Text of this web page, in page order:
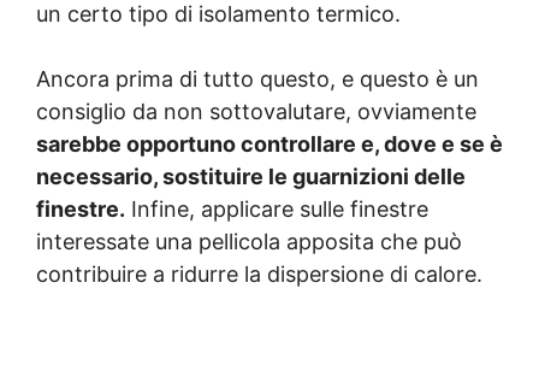
un certo tipo di isolamento termico.
Ancora prima di tutto questo, e questo è un
consiglio da non sottovalutare, ovviamente
sarebbe opportuno controllare e, dove e se è
necessario, sostituire le guarnizioni delle
finestre. Infine, applicare sulle finestre
interessate una pellicola apposita che può
contribuire a ridurre la dispersione di calore.